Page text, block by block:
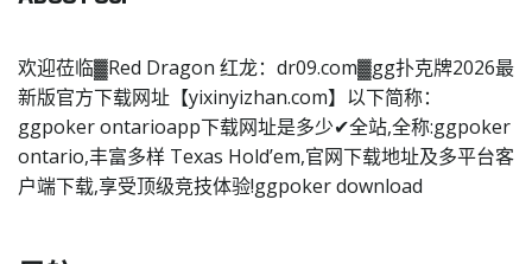
欢迎莅临▓Red Dragon 红龙：dr09.com▓gg扑克牌2026最
新版官方下载网址【yixinyizhan.com】以下简称：
ggpoker ontarioapp下载网址是多少✔全站,全称:ggpoker
ontario,丰富多样 Texas Hold’em,官网下载地址及多平台客
户端下载,享受顶级竞技体验!ggpoker download